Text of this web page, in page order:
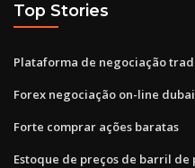
Top Stories
Plataforma de negociação
Forex negociação on-line dubai
Forte comprar ações baratas
Estoque de preços de barril de